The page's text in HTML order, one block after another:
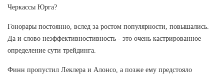
Черкассы Юрга?
Гонорары постоянно, вслед за ростом популярности, повышались.
Да и слово неэффективностивность - это очень кастрированное
определение сути трейдинга.
Финн пропустил Леклера и Алонсо, а позже ему предстояло